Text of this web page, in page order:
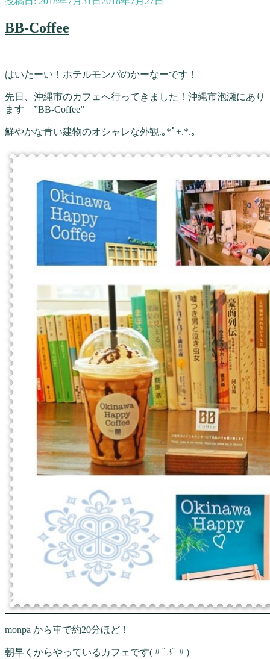
BB-Coffee
はいたーい！ホテルモンパのかーなーです！
先日、沖縄市のカフェへ行ってきました！沖縄市泡瀬にあり
ます ”BB-Coffee”
鮮やかな青い建物のオシャレな外観.｡*ﾟ+.*.｡
monpa から車で約20分ほど！
朝早くからやっているカフェです(〃ﾟ3ﾟ〃)